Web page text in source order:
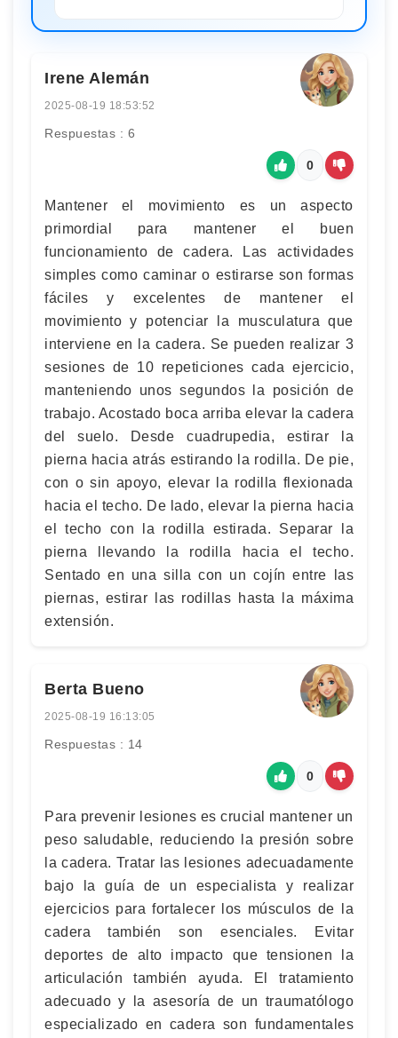
Irene Alemán
2025-08-19 18:53:52
Respuestas : 6
0
Mantener el movimiento es un aspecto
primordial para mantener el buen
funcionamiento de cadera. Las actividades
simples como caminar o estirarse son formas
fáciles y excelentes de mantener el
movimiento y potenciar la musculatura que
interviene en la cadera. Se pueden realizar 3
sesiones de 10 repeticiones cada ejercicio,
manteniendo unos segundos la posición de
trabajo. Acostado boca arriba elevar la cadera
del suelo. Desde cuadrupedia, estirar la
pierna hacia atrás estirando la rodilla. De pie,
con o sin apoyo, elevar la rodilla flexionada
hacia el techo. De lado, elevar la pierna hacia
el techo con la rodilla estirada. Separar la
pierna llevando la rodilla hacia el techo.
Sentado en una silla con un cojín entre las
piernas, estirar las rodillas hasta la máxima
extensión.
Berta Bueno
2025-08-19 16:13:05
Respuestas : 14
0
Para prevenir lesiones es crucial mantener un
peso saludable, reduciendo la presión sobre
la cadera. Tratar las lesiones adecuadamente
bajo la guía de un especialista y realizar
ejercicios para fortalecer los músculos de la
cadera también son esenciales. Evitar
deportes de alto impacto que tensionen la
articulación también ayuda. El tratamiento
adecuado y la asesoría de un traumatólogo
especializado en cadera son fundamentales